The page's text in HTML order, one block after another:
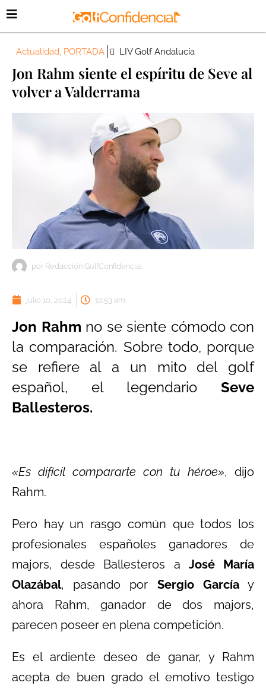
Actualidad, PORTADA LIV Golf Andalucía
Jon Rahm siente el espíritu de Seve al
volver a Valderrama
por Redacción GolfConfidencial
julio 10, 2024 10:53 am
Jon Rahm no se siente cómodo con
la comparación. Sobre todo, porque
se refiere al a un mito del golf
español, el legendario Seve
Ballesteros.
«Es difícil compararte con tu héroe», dijo
Rahm.
Pero hay un rasgo común que todos los
profesionales españoles ganadores de
majors, desde Ballesteros a José María
Olazábal, pasando por Sergio Garcíay
ahora Rahm, ganador de dos majors,
parecen poseer en plena competición.
Es el ardiente deseo de ganar, y Rahm
acepta de buen grado el emotivo testigo